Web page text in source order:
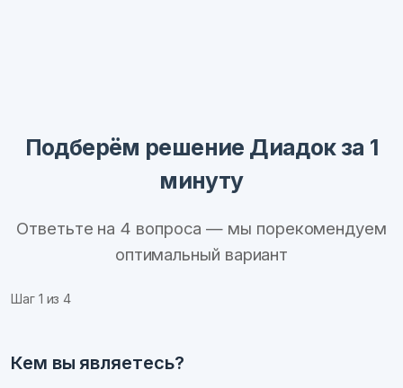
Подберём решение Диадок за 1
минуту
Ответьте на 4 вопроса — мы порекомендуем
оптимальный вариант
Шаг 1 из 4
Кем вы являетесь?